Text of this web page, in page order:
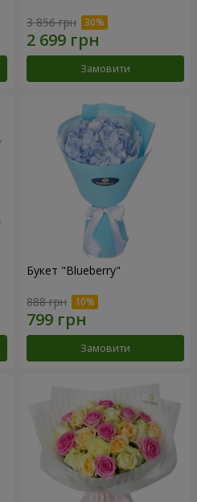
3 856 грн
Замовити
Букет "Blueberry"
888 грн
Замовити